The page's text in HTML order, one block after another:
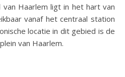
van Haarlem ligt in het hart van
vanaf het centraal station
locatie in dit gebied is de
van Haarlem.